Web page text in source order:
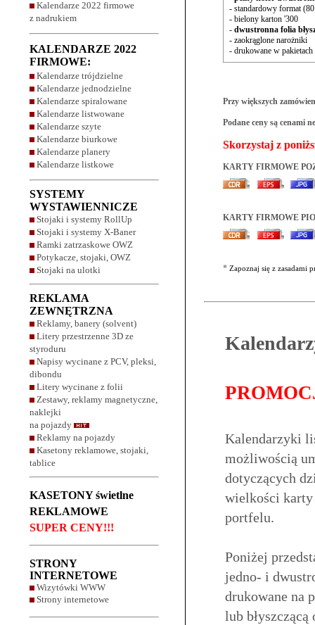
Kalendarze 2022 firmowe
z nadrukiem
KALENDARZE 2022
FIRMOWE:
Kalendarze trójdzielne
Kalendarze jednodzielne
Kalendarze spiralowane
Kalendarze listwowane
Kalendarze szyte
Kalendarze biurkowe
Kalendarze planery
Kalendarze listkowe
SYSTEMY
WYSTAWIENNICZE
Stojaki i systemy RollUp
Stojaki i systemy X-Baner
Ramki zatrzaskowe OWZ
Potykacze, stojaki, OWZ
Stojaki na ulotki
REKLAMA
ZEWNĘTRZNA
Reklamy, banery (solvent)
Litery przestrzenne 3D ze
styroduru
Napisy wycinane z PCV, pleksi,
dibondu
Litery wycinane z folii
Zestawy, reklamy magnetyczne,
naklejki
na pojazdy
Reklamy na pojazdy
Kasetony reklamowe, stojaki,
tablice
KASETONY świetlne
REKLAMOWE
SUPER CENY!!!
STRONY
INTERNETOWE
Wizytówki WWW
Strony internetowe
- standardowy format
- bielony karton '300
- dwustronna folia
- zaokrąglone narożniki
- drukowane w pakietach
Przy większych
Podane ceny są cenami
Skorzystaj z
KARTY FIRMOWE
KARTY FIRMOWE
* Zapoznaj się z zasadami
Kalendarzyki
możliwością
dotyczących
wielkości
portfelu.
Poniżej
jedno- i
drukowane na
lub